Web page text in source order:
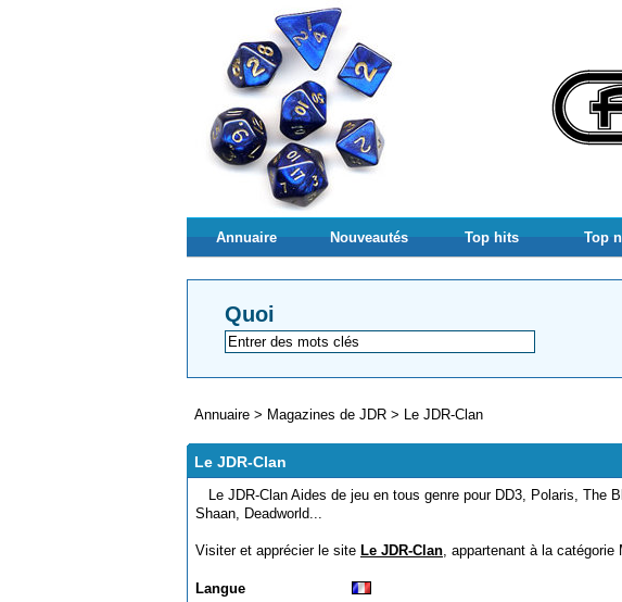
Annuaire Nouveautés Top hits Top
Quoi
Annuaire > Magazines de JDR > Le JDR-Clan
Le JDR-Clan
Le JDR-Clan Aides de jeu en tous genre pour DD3, Polaris, The
Shaan, Deadworld...
Visiter et apprécier le site Le JDR-Clan, appartenant à la catégorie
Langue